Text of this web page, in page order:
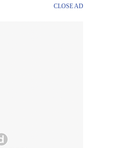
CLOSE AD